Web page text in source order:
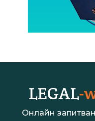
Онлайн